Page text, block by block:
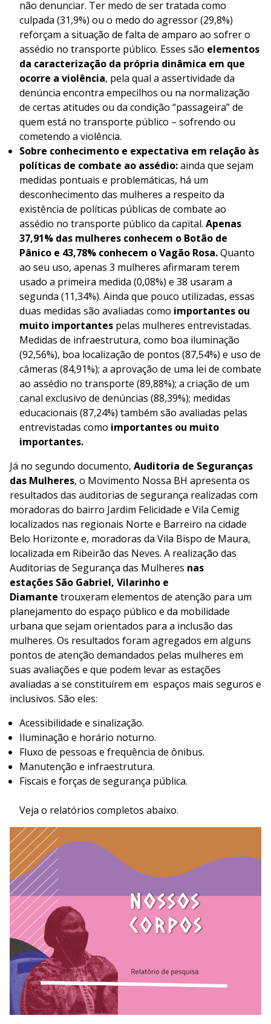
não denunciar. Ter medo de ser tratada como
culpada (31,9%) ou o medo do agressor (29,8%)
reforçam a situação de falta de amparo ao sofrer o
assédio no transporte público. Esses são elementos
da caracterização da própria dinâmica em que
ocorre a violência, pela qual a assertividade da
denúncia encontra empecilhos ou na normalização
de certas atitudes ou da condição “passageira” de
quem está no transporte público – sofrendo ou
cometendo a violência.
Sobre conhecimento e expectativa em relação às
políticas de combate ao assédio:ainda que sejam
medidas pontuais e problemáticas, há um
desconhecimento das mulheres a respeito da
existência de políticas públicas de combate ao
assédio no transporte público da capital. Apenas
37,91% das mulheres conhecem o Botão de
Pânico e 43,78% conhecem o Vagão Rosa.Quanto
ao seu uso, apenas 3 mulheres afirmaram terem
usado a primeira medida (0,08%) e 38 usaram a
segunda (11,34%). Ainda que pouco utilizadas, essas
duas medidas são avaliadas como importantes ou
muito importantes pelas mulheres entrevistadas.
Medidas de infraestrutura, como boa iluminação
(92,56%), boa localização de pontos (87,54%) e uso de
câmeras (84,91%); a aprovação de uma lei de combate
ao assédio no transporte (89,88%); a criação de um
canal exclusivo de denúncias (88,39%); medidas
educacionais (87,24%) também são avaliadas pelas
entrevistadas como importantes ou muito
importantes.
Já no segundo documento, Auditoria de Seguranças
das Mulheres, o Movimento Nossa BH apresenta os
resultados das auditorias de segurança realizadas com
moradoras do bairro Jardim Felicidade e Vila Cemig
localizados nas regionais Norte e Barreiro na cidade
Belo Horizonte e, moradoras da Vila Bispo de Maura,
localizada em Ribeirão das Neves. A realização das
Auditorias de Segurança das Mulheres nas
estações São Gabriel, Vilarinho e
Diamante trouxeram elementos de atenção para um
planejamento do espaço público e da mobilidade
urbana que sejam orientados para a inclusão das
mulheres. Os resultados foram agregados em alguns
pontos de atenção demandados pelas mulheres em
suas avaliações e que podem levar as estações
avaliadas a se constituírem em espaços mais seguros e
inclusivos. São eles:
Acessibilidade e sinalização.
Iluminação e horário noturno.
Fluxo de pessoas e frequência de ônibus.
Manutenção e infraestrutura.
Fiscais e forças de segurança pública.
Veja o relatórios completos abaixo.